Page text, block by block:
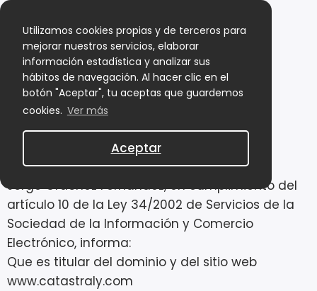
Utilizamos cookies propias y de terceros para
mejorar nuestros servicios, elaborar
información estadística y analizar sus
hábitos de navegación. Al hacer clic en el
botón "Aceptar", tu aceptas que guardemos
cookies. Ver más
Aceptar
Aviso legal
Jorge Ordóñez Fernández, en cumplimiento del
artículo 10 de la Ley 34/2002 de Servicios de la
Sociedad de la Información y Comercio
Electrónico, informa:
Que es titular del dominio y del sitio web
www.catastraly.com